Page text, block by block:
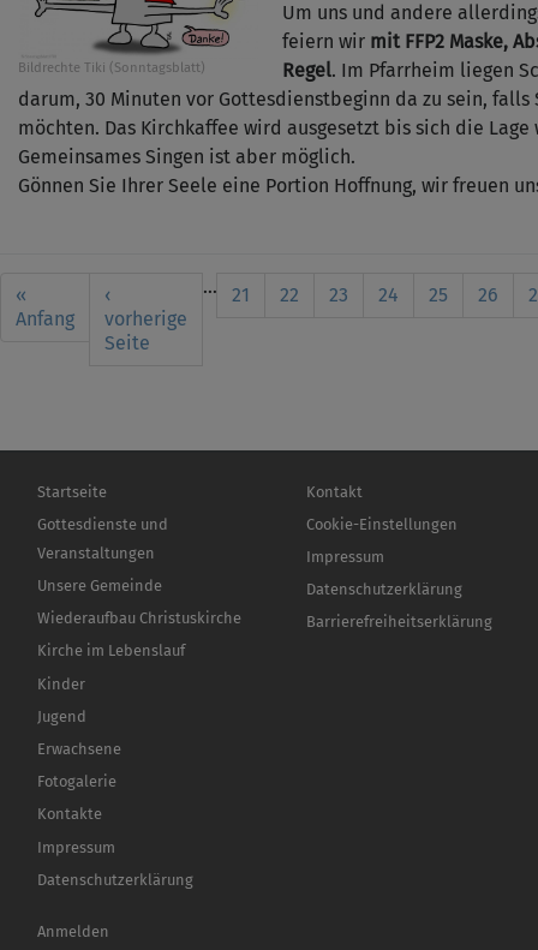
Bildrechte Tiki (Sonntagsblatt)
Um uns und andere
feiern wir mit FFP2 Maske,
Regel. Im Pfarrheim liegen
darum, 30 Minuten vor Gottesdienstbeginn da zu sein, falls
möchten. Das Kirchkaffee wird ausgesetzt bis sich die
Gemeinsames Singen ist aber möglich.
Gönnen Sie Ihrer Seele eine Portion Hoffnung, wir freuen
Seitennummerierung
First
page
«
Anfang
Vorherige
Seite
‹
vorherige
Seite
… Seite
21 Seite
22 Seite
23 Seite
24
Aktuelle
25 Seite
26
Hauptnavigation
Startseite
Gottesdienste und
Veranstaltungen
Unsere Gemeinde
Wiederaufbau Christuskirche
Kirche im Lebenslauf
Kinder
Jugend
Erwachsene
Fotogalerie
Kontakte
Impressum
Datenschutzerklärung
Fußbereichsmenü
Kontakt
Cookie-Einstellungen
Impressum
Datenschutzerklärung
Barrierefreiheitserklärung
Benutzermenü
Anmelden